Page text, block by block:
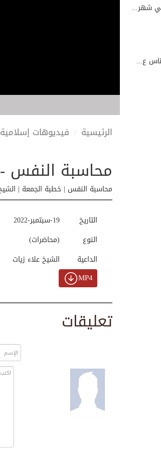
الرئيسية فيديوهات إسلامية
محاسبة النفس
محاسبة النفس | خطبة الجمعة |
19-سبتمبر-2022
التاريخ
(محاضرات)
النوع
الشيخ علاء زيات
الداعية
MP4
تعليقات
شهر...
ع...